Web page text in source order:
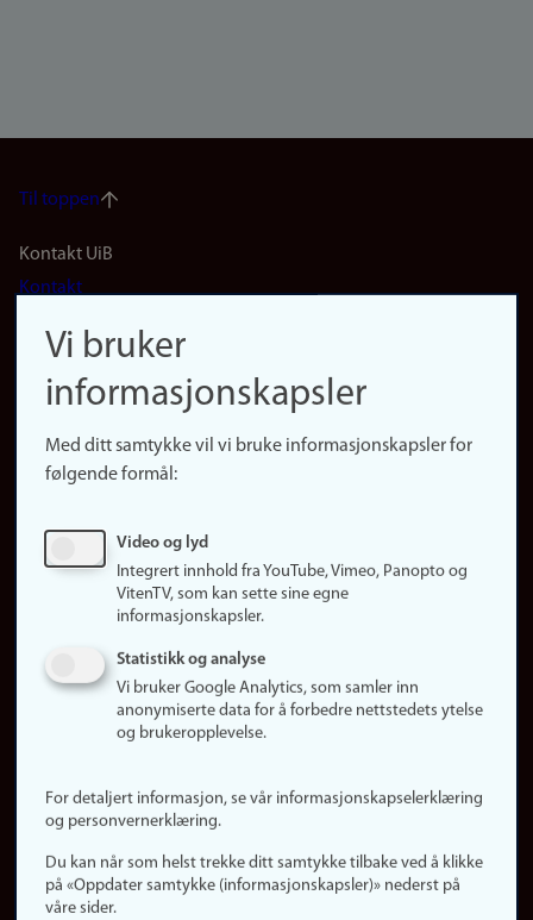
Til toppen
Footer
(no)
Kontakt UiB
Kontakt
Finn forsker
Presse
Finn studier
Ledige stillinger
Om nettstedet
Informasjonskapsler
Personvern
Logg inn
Vi bruker
informasjonskapsler
Med ditt samtykke vil vi bruke informasjonskapsler for
følgende formål:
Video og lyd
Integrert innhold fra YouTube, Vimeo, Panopto og
VitenTV, som kan sette sine egne
informasjonskapsler.
Statistikk og analyse
Vi bruker Google Analytics, som samler inn
anonymiserte data for å forbedre nettstedets ytelse
og brukeropplevelse.
For detaljert informasjon, se vår informasjonskapselerklæring
og personvernerklæring.
Du kan når som helst trekke ditt samtykke tilbake ved å klikke
på «Oppdater samtykke (informasjonskapsler)» nederst på
våre sider.